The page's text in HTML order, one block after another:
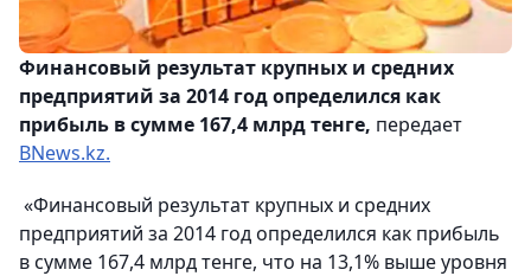
Финансовый результат крупных и средних
предприятий за 2014 год определился как
прибыль в сумме 167,4 млрд тенге, передает
BNews.kz.
«Финансовый результат крупных и средних
предприятий за 2014 год определился как прибыль
в сумме 167,4 млрд тенге, что на 13,1% выше уровня